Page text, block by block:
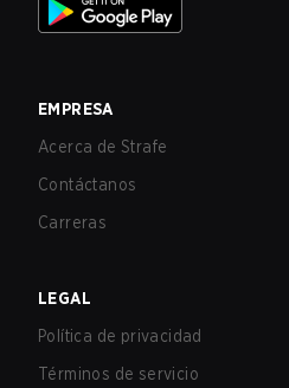
EMPRESA
Acerca de Strafe
Contáctanos
Carreras
LEGAL
Política de privacidad
Términos de servicio